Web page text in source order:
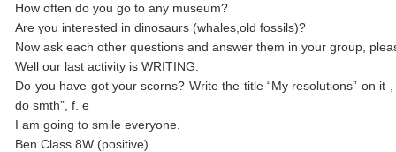
How often do you go to any museum?
Are you interested in dinosaurs (whales,old fossils)?
Now ask each other questions and answer them in your group,
Well our last activity is WRITING.
Do you have got your scorns? Write the title “My resolutions” on
do smth”, f. e
I am going to smile everyone.
Ben Class 8W (positive)